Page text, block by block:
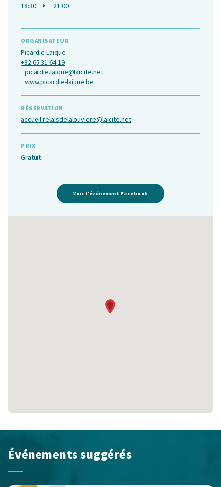
18:30 21:00
ORGANISATEUR
Picardie Laïque
+32 65 31 64 19
picardie.laique@laicite.net
www.picardie-laique.be
RÉSERVATION
accueil.relaisdelalouviere@laicite.net
PRIX
Gratuit
Voir l’événement Facebook
Événements suggérés